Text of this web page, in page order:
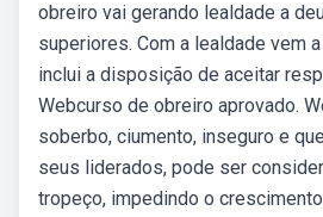
obreiro vai gerando lealdade a
superiores. Com a lealdade vem
inclui a disposição de aceitar
Webcurso de obreiro aprovado.
soberbo, ciumento, inseguro e
seus liderados, pode ser
tropeço, impedindo o